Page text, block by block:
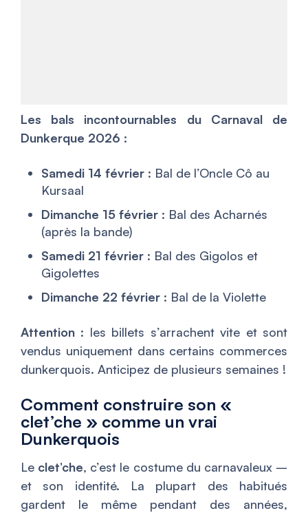
Les bals incontournables du Carnaval de
Dunkerque 2026 :
Samedi 14 février : Bal de l’Oncle Cô au
Kursaal
Dimanche 15 février : Bal des Acharnés
(après la bande)
Samedi 21 février : Bal des Gigolos et
Gigolettes
Dimanche 22 février : Bal de la Violette
Attention : les billets s’arrachent vite et sont
vendus uniquement dans certains commerces
dunkerquois. Anticipez de plusieurs semaines !
Comment construire son «
clet’che » comme un vrai
Dunkerquois
Le clet’che, c’est le costume du carnavaleux –
et son identité. La plupart des habitués
gardent le même pendant des années,